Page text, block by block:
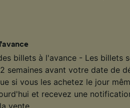
billets à l'avance - Les billets
semaines avant votre date de
si vous les achetez le jour
et recevez une
vente.